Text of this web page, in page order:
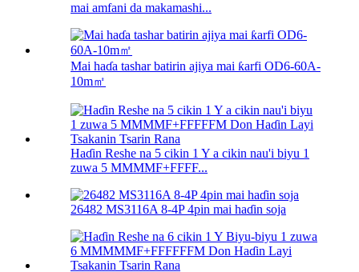
mai amfani da makamashi...
Mai haɗa tashar batirin ajiya mai ƙarfi OD6-60A-
10m㎡
Haɗin Reshe na 5 cikin 1 Y a cikin nau'i biyu 1
zuwa 5 MMMMF+FFFF...
26482 MS3116A 8-4P 4pin mai haɗin soja